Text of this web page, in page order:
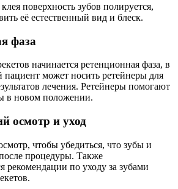
поверхность зубов полируется,
её естественный вид и блеск.
фаза
начинается ретенционная фаза, в
пациент может носить ретейнеры для
лечения. Ретейнеры помогают
в новом положении.
осмотр и уход
чтобы убедиться, что зубы и
процедуры. Также
рекомендации по уходу за зубами